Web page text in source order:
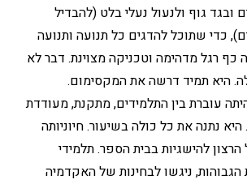
ובגד גוף ולנעול נעלי בלט (להבדיל
כדי שתוכל להדגים כל תנועה ותנועה
כף רגל מדהימה וטכניקה מצוינת. דבר לא
היא תמיד דרשה את המקסימום.
עוברת בין התלמידים, מתקנת, מעודדת
נתנה את כל כולה בשיעור. חיוניותה
להישגיות בבית הספר. תלמידי
הגבוהות, ניגשו לבחינות של האקדמיה